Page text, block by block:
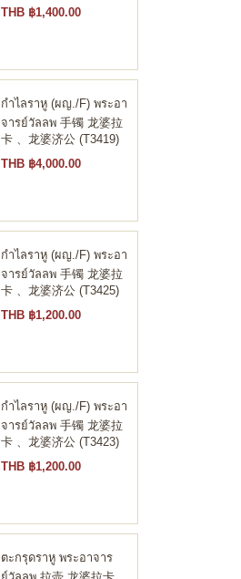
THB ฿1,400.00
กำไลราหู (ผญ./F) พระอา
จารย์วัลลพ 手镯 龙婆拉
卡 、龙婆济公 (T3419)
THB ฿4,000.00
กำไลราหู (ผญ./F) พระอา
จารย์วัลลพ 手镯 龙婆拉
卡 、龙婆济公 (T3425)
THB ฿1,200.00
กำไลราหู (ผญ./F) พระอา
จารย์วัลลพ 手镯 龙婆拉
卡 、龙婆济公 (T3423)
THB ฿1,200.00
ตะกรุดราหู พระอาจาร